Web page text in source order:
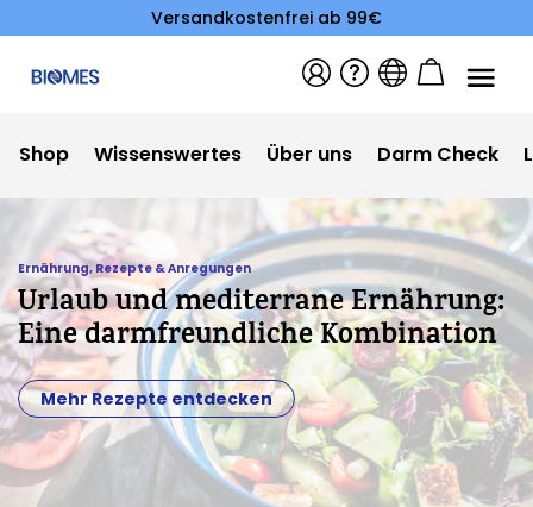
Versandkostenfrei ab 99€
Shop Wissenswertes Über uns Darm Check
Ernährung, Rezepte & Anregungen
Urlaub und mediterrane Ernährung:
Eine darmfreundliche Kombination
Mehr Rezepte entdecken